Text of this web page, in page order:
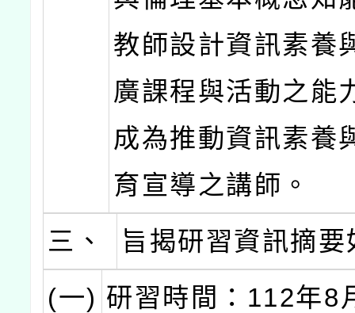
教師設計資訊素養
廣課程與活動之能
成為推動資訊素養
育宣導之講師。
三、
旨揭研習資訊摘要
(一) 研習時間：112年8